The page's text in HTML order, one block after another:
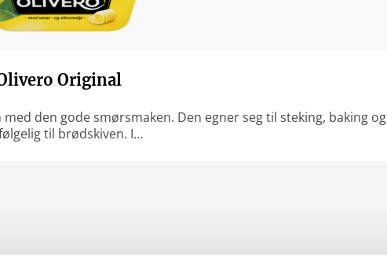
Original
den gode smørsmaken. Den egner seg til steking, baking og
til brødskiven. I…